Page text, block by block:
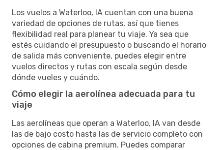
Los vuelos a Waterloo, IA cuentan con una buena
variedad de opciones de rutas, así que tienes
flexibilidad real para planear tu viaje. Ya sea que
estés cuidando el presupuesto o buscando el horario
de salida más conveniente, puedes elegir entre
vuelos directos y rutas con escala según desde
dónde vueles y cuándo.
Cómo elegir la aerolínea adecuada para tu
viaje
Las aerolíneas que operan a Waterloo, IA van desde
las de bajo costo hasta las de servicio completo con
opciones de cabina premium. Puedes comparar